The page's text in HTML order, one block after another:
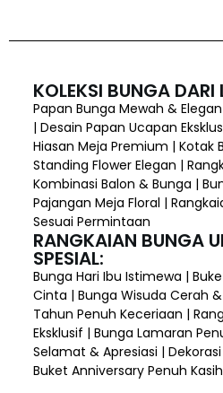
KOLEKSI BUNGA DARI
Papan Bunga Mewah &
| Desain Papan Ucapan
Hiasan Meja Premium | Kotak
Standing Flower Elegan |
Kombinasi Balon & Bunga |
Pajangan Meja Floral |
Sesuai Permintaan
RANGKAIAN BUNGA
SPESIAL:
Bunga Hari Ibu Istimewa |
Cinta | Bunga Wisuda Cerah
Tahun Penuh Keceriaan |
Eksklusif | Bunga Lamaran
Selamat & Apresiasi |
Buket Anniversary Penuh Kasih